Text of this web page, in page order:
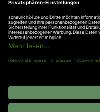
Antriebe
Deutschland Test – Bester
FOCUS Money –
DIE WELT – Service-
DIE WELT –